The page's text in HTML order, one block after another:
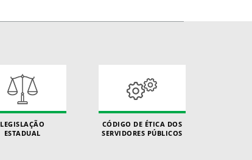
LEGISLAÇÃO
ESTADUAL
CÓDIGO DE ÉTICA DOS
SERVIDORES PÚBLICOS